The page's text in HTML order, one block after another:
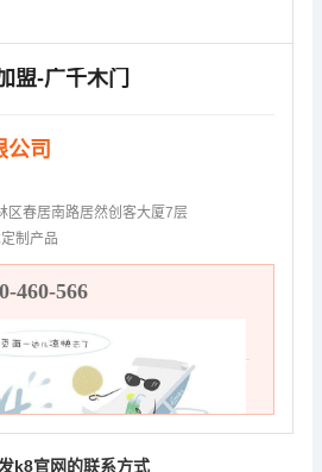
盟-广千木门
公司
区春居南路居然创客大厦7层
制产品
460-566
k8官网的联系方式